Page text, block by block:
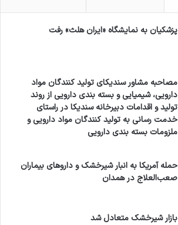
پزشکیان به نمایشگاه «ایران هلث» رفت
مصاحبه مشاور سندیکای تولید کنندگان مواد
دارویی، شیمیایی و بسته بندی دارویی از روند
تولید و اقدامات دبیرخانه سندیکا در راستای
خدمت رسانی به تولید کنندگان مواد دارویی و
ملزومات بسته بندی دارویی
حمله آمریکا به انبار شیرخشک و داروهای بیماران
صعب‌العلاج در همدان
بازار شیرخشک متعادل شد